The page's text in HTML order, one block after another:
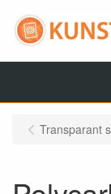
Transparant